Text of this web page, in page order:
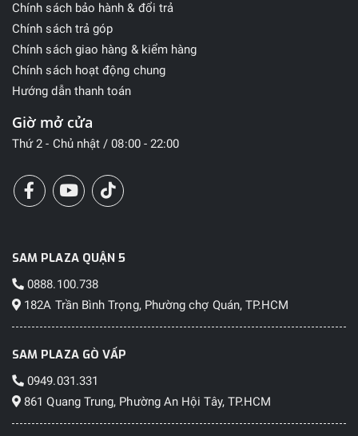
Chính sách bảo hành & đổi trả
Chính sách trả góp
Chính sách giao hàng & kiểm hàng
Chính sách hoạt động chung
Hướng dẫn thanh toán
Giờ mở cửa
Thứ 2 - Chủ nhật / 08:00 - 22:00
SAM PLAZA QUẬN 5
0888.100.738
182A Trần Bình Trọng, Phường chợ Quán, TP.HCM
SAM PLAZA GÒ VẤP
0949.031.331
861 Quang Trung, Phường An Hội Tây, TP.HCM